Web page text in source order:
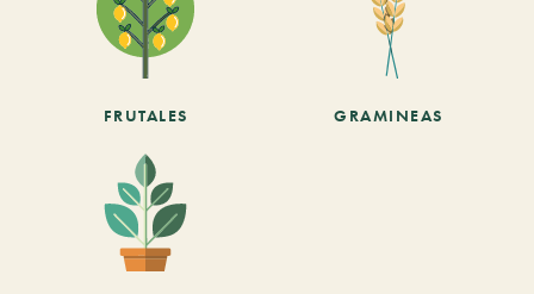
FRUTALES GRAMINEAS